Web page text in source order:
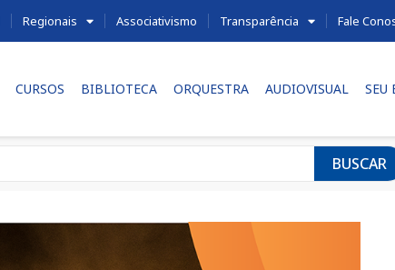
Regionais Associativismo Transparência Fale
CURSOS BIBLIOTECA ORQUESTRA AUDIOVISUAL SEU
BUSCAR